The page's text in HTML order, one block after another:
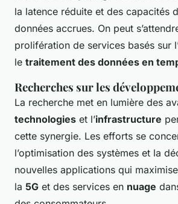
la latence réduite et des capacités
données accrues. On peut
prolifération de services basés sur
le traitement des données en
Recherches sur les
La recherche met en lumière des
technologies et l’infrastructure
cette synergie. Les efforts se
l’optimisation des systèmes et la
nouvelles applications qui
la 5G et des services en nuage